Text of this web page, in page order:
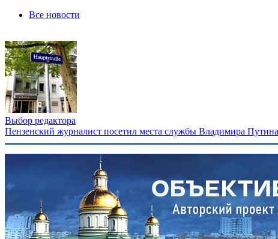
Все новости
Выбор редактора
Пензенский журналист посетил места службы Владимира